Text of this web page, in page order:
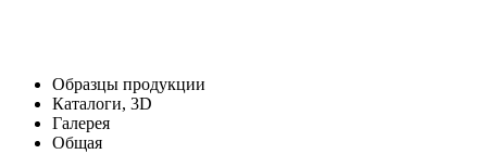
Образцы продукции
Каталоги, 3D
Галерея
Общая